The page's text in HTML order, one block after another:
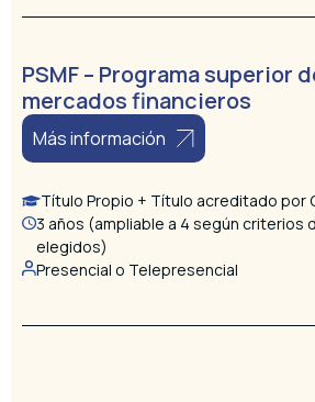
PSMF – Programa superior
mercados financieros
Más información
Título Propio + Título acreditado por
3 años (ampliable a 4 según criterios
elegidos)
Presencial o Telepresencial